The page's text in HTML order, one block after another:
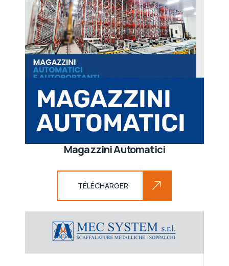
Magazzini Automatici
TÉLÉCHARGER